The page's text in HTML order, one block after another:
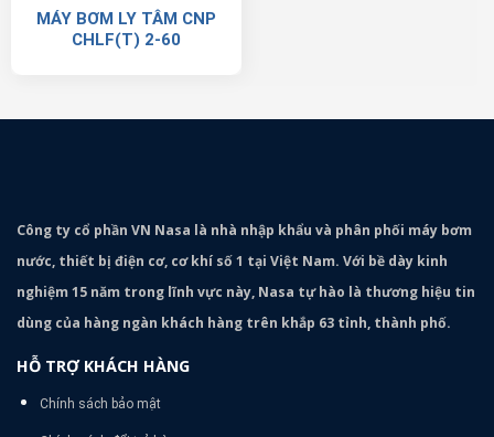
MÁY BƠM LY TÂM CNP
CHLF(T) 2-60
Công ty cổ phần VN Nasa là nhà nhập khẩu và phân phối máy bơm
nước, thiết bị điện cơ, cơ khí số 1 tại Việt Nam. Với bề dày kinh
nghiệm 15 năm trong lĩnh vực này, Nasa tự hào là thương hiệu tin
dùng của hàng ngàn khách hàng trên khắp 63 tỉnh, thành phố.
HỖ TRỢ KHÁCH HÀNG
Chính sách bảo mật